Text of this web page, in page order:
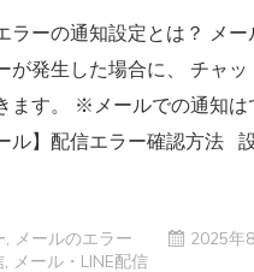
ラーの通知設定とは？ メ
が発生した場合に、 チャッ
ます。 ※メールでの通知
ル】配信エラー確認方法
メールのエラー 2025年
メール・LINE配信